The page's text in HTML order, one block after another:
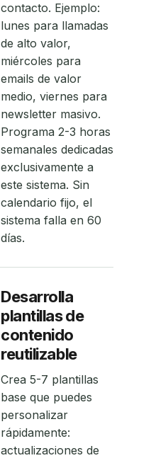
contacto. Ejemplo:
lunes para llamadas
de alto valor,
miércoles para
emails de valor
medio, viernes para
newsletter masivo.
Programa 2-3 horas
semanales dedicadas
exclusivamente a
este sistema. Sin
calendario fijo, el
sistema falla en 60
días.
Desarrolla
plantillas de
contenido
reutilizable
Crea 5-7 plantillas
base que puedes
personalizar
rápidamente:
actualizaciones de